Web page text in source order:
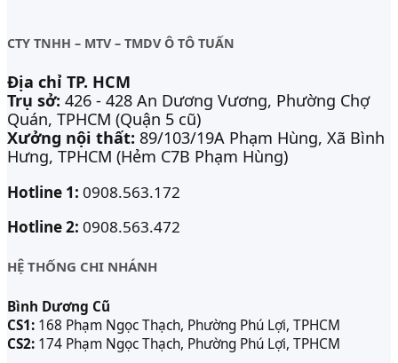
CTY TNHH – MTV – TMDV Ô TÔ TUẤN
Địa chỉ TP. HCM
Trụ sở: 426 - 428 An Dương Vương, Phường Chợ
Quán, TPHCM (Quận 5 cũ)
Xưởng nội thất: 89/103/19A Phạm Hùng, Xã Bình
Hưng, TPHCM (Hẻm C7B Phạm Hùng)
Hotline 1: 0908.563.172
Hotline 2: 0908.563.472
HỆ THỐNG CHI NHÁNH
Bình Dương Cũ
CS1: 168 Phạm Ngọc Thạch, Phường Phú Lợi, TPHCM
CS2: 174 Phạm Ngọc Thạch, Phường Phú Lợi, TPHCM